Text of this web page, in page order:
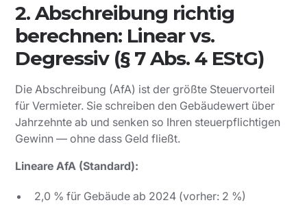
2. Abschreibung richtig
berechnen: Linear vs.
Degressiv (§ 7 Abs. 4 EStG)
Die Abschreibung (AfA) ist der größte Steuervorteil
für Vermieter. Sie schreiben den Gebäudewert über
Jahrzehnte ab und senken so Ihren steuerpflichtigen
Gewinn — ohne dass Geld fließt.
Lineare AfA (Standard):
2,0 % für Gebäude ab 2024 (vorher: 2 %)